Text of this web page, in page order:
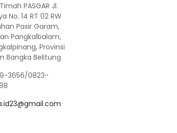
PASGAR Jl.
No. 14 RT 02 RW
Pasir Garam,
Pangkalbalam,
Provinsi
Bangka Belitung
3656/0823-